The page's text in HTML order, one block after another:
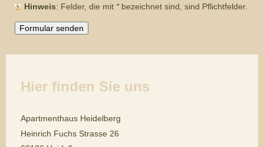
Hinweis : Felder, die mit *bezeichnet sind, sind Pflichtfelder.
Hier finden Sie uns
Apartmenthaus Heidelberg
Heinrich Fuchs Strasse 26